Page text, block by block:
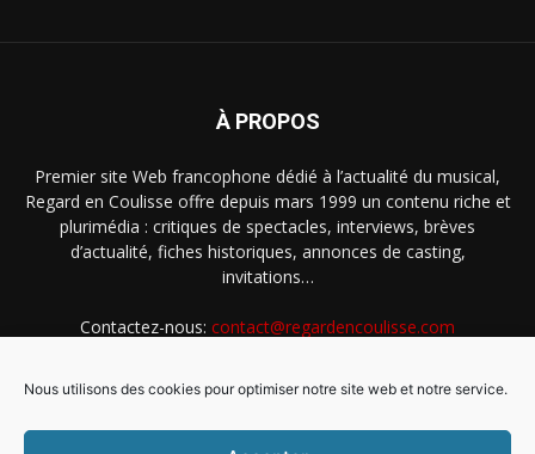
Nous utilisons des cookies pour optimiser notre site web et notre service.
À PROPOS
Premier site Web francophone dédié à l’actualité du musical,
Regard en Coulisse offre depuis mars 1999 un contenu riche et
plurimédia : critiques de spectacles, interviews, brèves
d’actualité, fiches historiques, annonces de casting,
invitations…
Contactez-nous: contact@regardencoulisse.com